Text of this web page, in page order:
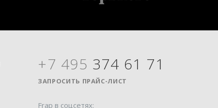
+7 495 374 61 71
ЗАПРОСИТЬ ПРАЙС-ЛИСТ
Frap в соцсетях: